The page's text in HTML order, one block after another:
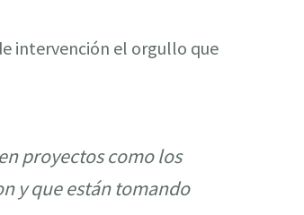
intervención el orgullo que
proyectos como los
y que están tomando